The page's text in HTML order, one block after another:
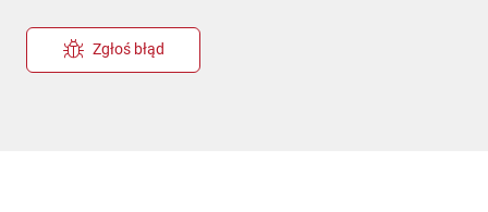
Zgłoś błąd